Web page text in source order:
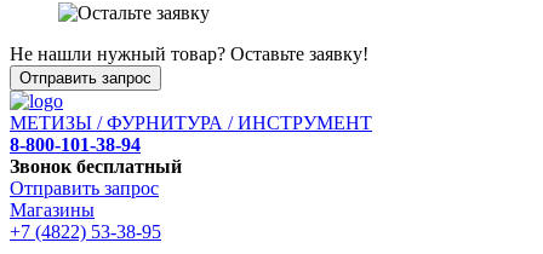
Не нашли нужный товар? Оставьте заявку!
Отправить запрос
МЕТИЗЫ / ФУРНИТУРА / ИНСТРУМЕНТ
8-800-101-38-94
Звонок бесплатный
Отправить запрос
Магазины
+7 (4822) 53-38-95